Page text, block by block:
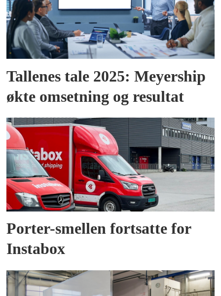
Tallenes tale 2025: Meyership
økte omsetning og resultat
Porter-smellen fortsatte for
Instabox